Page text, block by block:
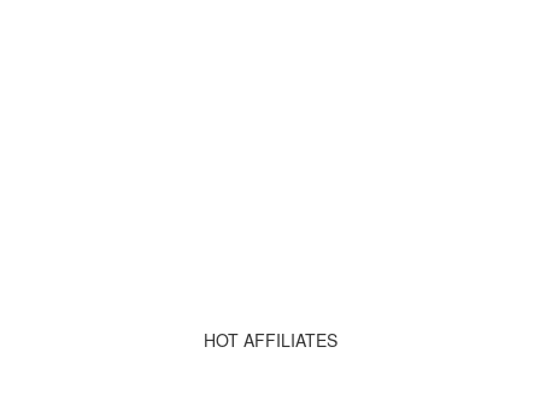
HOT AFFILIATES